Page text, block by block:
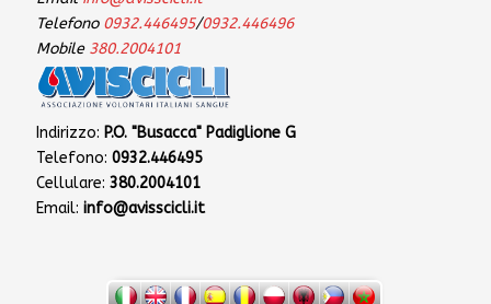
Telefono 0932.446495/0932.446496
Mobile 380.2004101
Indirizzo: P.O. "Busacca" Padiglione G
Telefono: 0932.446495
Cellulare: 380.2004101
Email: info@avisscicli.it